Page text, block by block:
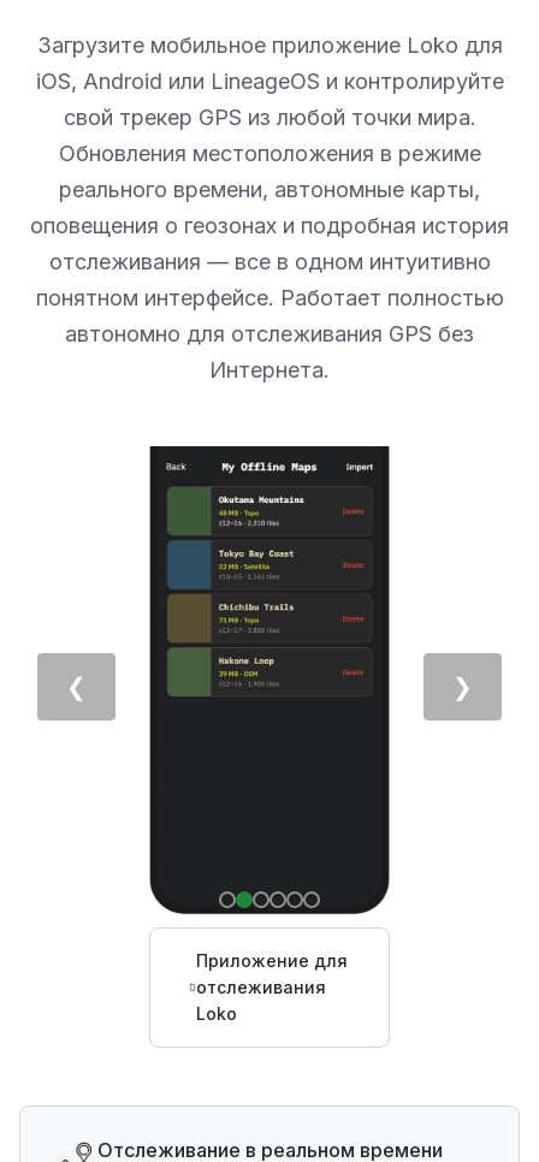
Загрузите мобильное приложение Loko для
iOS, Android или LineageOS и контролируйте
свой трекер GPS из любой точки мира.
Обновления местоположения в режиме
реального времени, автономные карты,
оповещения о геозонах и подробная история
отслеживания — все в одном интуитивно
понятном интерфейсе. Работает полностью
автономно для отслеживания GPS без
Интернета.
❮ ❯
Приложение для
отслеживания
Loko
Отслеживание в реальном времени